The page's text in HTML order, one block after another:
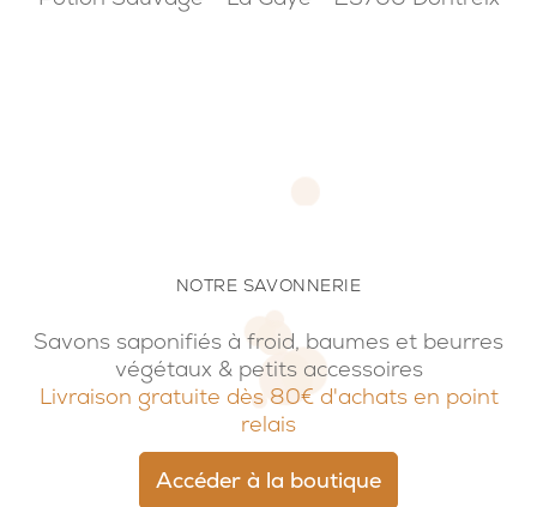
NOTRE SAVONNERIE
Savons saponifiés à froid, baumes et beurres
végétaux & petits accessoires
Livraison gratuite dès 80€ d'achats en point
relais
Accéder à la boutique